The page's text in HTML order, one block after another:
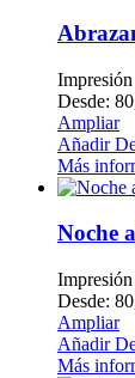
Desde:
Ampliar
Añadir
Más
Noche
Desde:
Ampliar
Añadir
Más